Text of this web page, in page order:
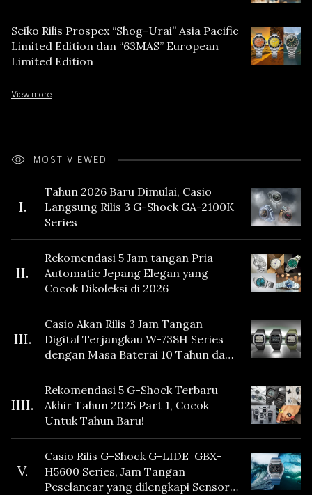
Seiko Rilis Prospex “Shog-Urai” Asia Pacific
Limited Edition dan “63MAS” European
Limited Edition
View more
MOST VIEWED
I.
Tahun 2026 Baru Dimulai, Casio
Langsung Rilis 3 G-Shock GA-2100K
Series
II.
Rekomendasi 5 Jam tangan Pria
Automatic Jepang Elegan yang
Cocok Dikoleksi di 2026
III.
Casio Akan Rilis 3 Jam Tangan
Digital Terjangkau W-738H Series
dengan Masa Baterai 10 Tahun dan
Fitur Vibration
IIII.
Rekomendasi 5 G-Shock Terbaru
Akhir Tahun 2025 Part 1, Cocok
Untuk Tahun Baru!
V.
Casio Rilis G-Shock G-LIDE GBX-
H5600 Series, Jam Tangan
Peselancar yang dilengkapi Sensor